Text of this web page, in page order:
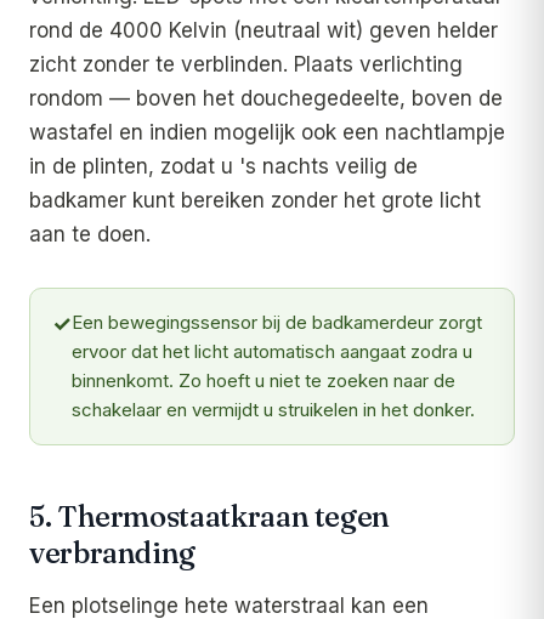
rond de 4000 Kelvin (neutraal wit) geven helder
zicht zonder te verblinden. Plaats verlichting
rondom — boven het douchegedeelte, boven de
wastafel en indien mogelijk ook een nachtlampje
in de plinten, zodat u 's nachts veilig de
badkamer kunt bereiken zonder het grote licht
aan te doen.
✓Een bewegingssensor bij de badkamerdeur zorgt
ervoor dat het licht automatisch aangaat zodra u
binnenkomt. Zo hoeft u niet te zoeken naar de
schakelaar en vermijdt u struikelen in het donker.
5. Thermostaatkraan tegen
verbranding
Een plotselinge hete waterstraal kan een